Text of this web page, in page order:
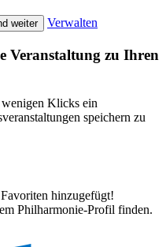
weiter Verwalten
Veranstaltung zu Ihren
Klicks ein
speichern zu
hinzugefügt!
Philharmonie-Profil finden.